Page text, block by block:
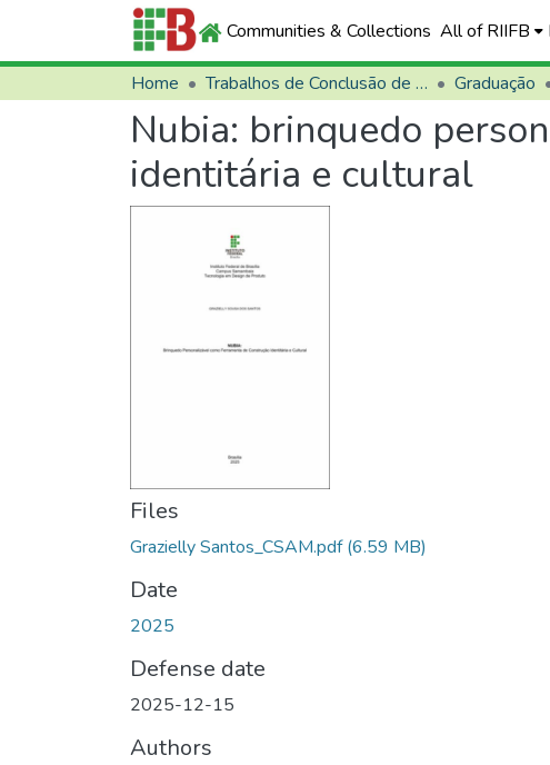
Communities & Collections All of RIIFB
Home Trabalhos de Conclusão de Curso (TCCs) Graduação
Nubia: brinquedo
identitária e cultural
Files
Grazielly Santos_CSAM.pdf(6.59 MB)
Date
2025
Defense date
2025-12-15
Authors